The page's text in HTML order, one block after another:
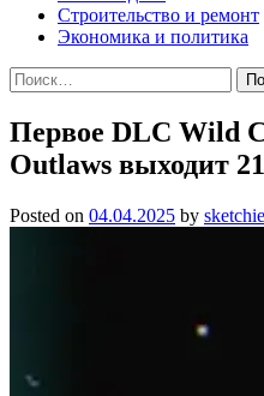
Строительство и ремонт
Экономика и политика
Найти:
Первое DLC Wild
Outlaws выходит
Posted on 04.04.2025 by sketchie